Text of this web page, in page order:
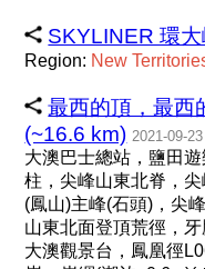
SKYLINER 環
Region: New
最西的頂，最西
(~16.6 km) 2021-09-23
大澳巴士總站，鹽田
柱，尖峰山東北脊，
(鳳山)主峰(石頭)，尖
山東北面登頂荒徑，
大澳觀景台，鳳凰徑